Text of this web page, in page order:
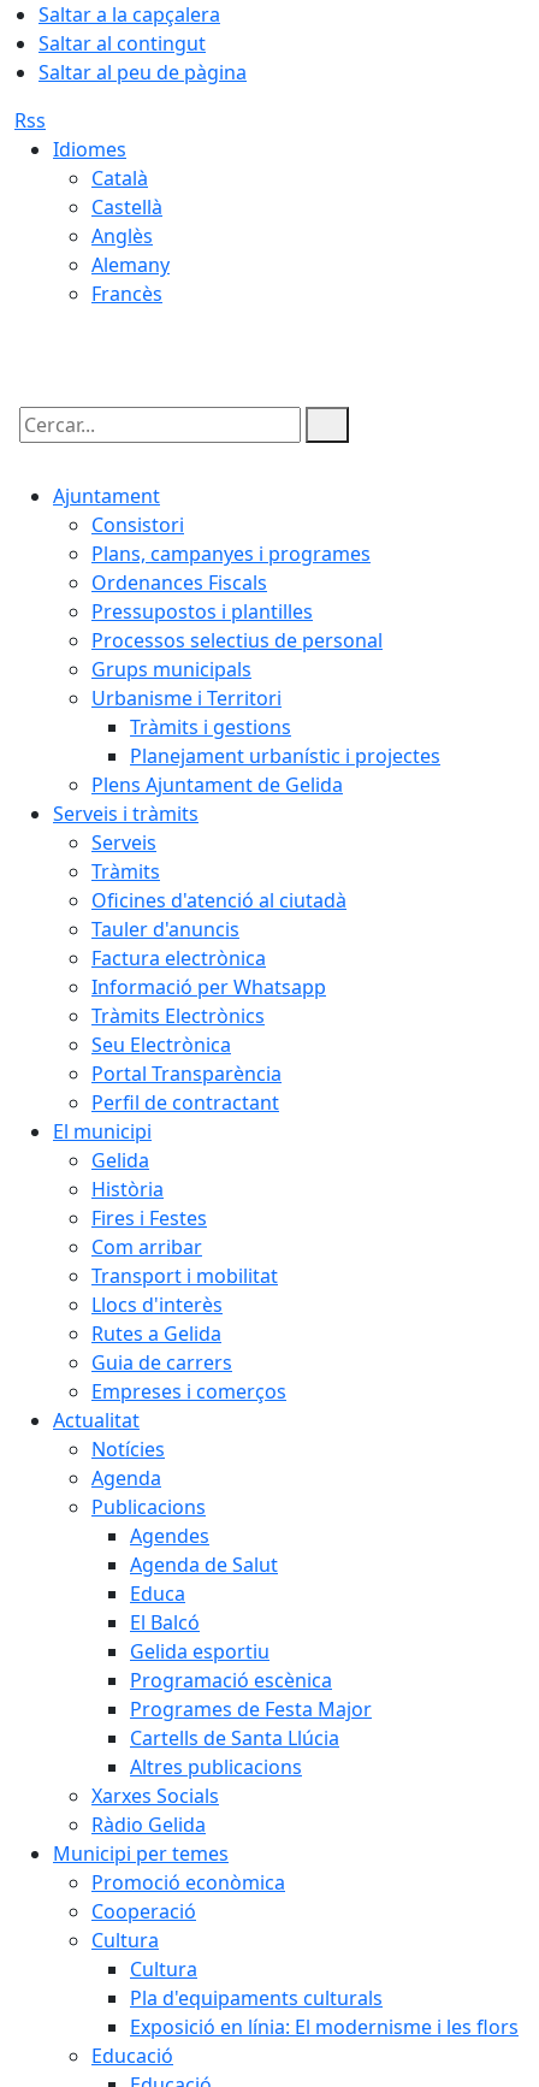
Saltar a la capçalera
Saltar al contingut
Saltar al peu de pàgina
Rss
Idiomes
Català
Castellà
Anglès
Alemany
Francès
Cercar:
Ajuntament
Consistori
Plans, campanyes i programes
Ordenances Fiscals
Pressupostos i plantilles
Processos selectius de personal
Grups municipals
Urbanisme i Territori
Tràmits i gestions
Planejament urbanístic i projectes
Plens Ajuntament de Gelida
Serveis i tràmits
Serveis
Tràmits
Oficines d'atenció al ciutadà
Tauler d'anuncis
Factura electrònica
Informació per Whatsapp
Tràmits Electrònics
Seu Electrònica
Portal Transparència
Perfil de contractant
El municipi
Gelida
Història
Fires i Festes
Com arribar
Transport i mobilitat
Llocs d'interès
Rutes a Gelida
Guia de carrers
Empreses i comerços
Actualitat
Notícies
Agenda
Publicacions
Agendes
Agenda de Salut
Educa
El Balcó
Gelida esportiu
Programació escènica
Programes de Festa Major
Cartells de Santa Llúcia
Altres publicacions
Xarxes Socials
Ràdio Gelida
Municipi per temes
Promoció econòmica
Cooperació
Cultura
Cultura
Pla d'equipaments culturals
Exposició en línia: El modernisme i les flors
Educació